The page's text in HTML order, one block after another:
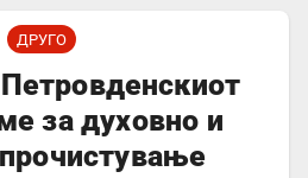
далечински
управувач
ДРУГО
за духовно и